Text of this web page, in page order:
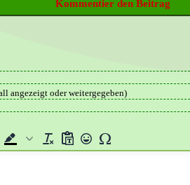
Kommentier den Beitrag
angezeigt oder weitergegeben)